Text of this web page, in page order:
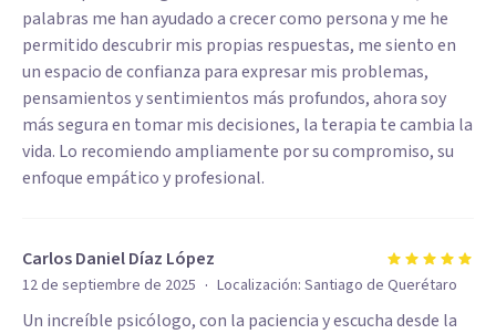
palabras me han ayudado a crecer como persona y me he
permitido descubrir mis propias respuestas, me siento en
un espacio de confianza para expresar mis problemas,
pensamientos y sentimientos más profundos, ahora soy
más segura en tomar mis decisiones, la terapia te cambia la
vida. Lo recomiendo ampliamente por su compromiso, su
enfoque empático y profesional.
Carlos Daniel Díaz López
12 de septiembre de 2025 · Localización: Santiago de Querétaro
Un increíble psicólogo, con la paciencia y escucha desde la